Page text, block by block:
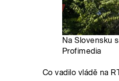
Na Slovensku
Profimedia
Co vadilo vládě na